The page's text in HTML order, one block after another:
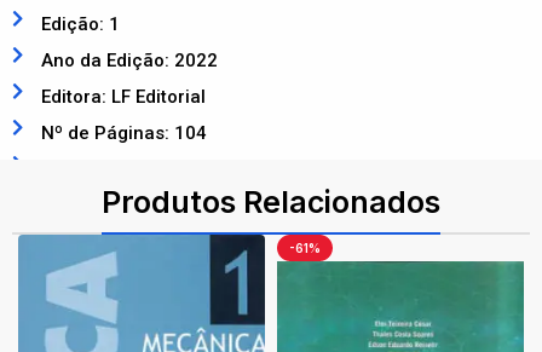
Edição: 1
Ano da Edição: 2022
Editora: LF Editorial
Nº de Páginas: 104
Produtos Relacionados
-61%